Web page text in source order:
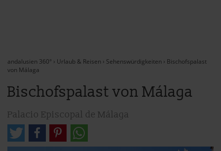
andalusien 360° › Urlaub & Reisen › Sehenswürdigkeiten › Bischofspalast
von Málaga
Bischofspalast von Málaga
Palacio Episcopal de Málaga